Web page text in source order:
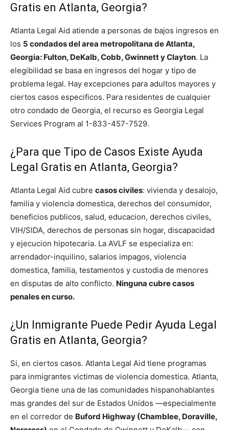
Gratis en Atlanta, Georgia?
Atlanta Legal Aid atiende a personas de bajos ingresos en
los 5 condados del area metropolitana de Atlanta,
Georgia: Fulton, DeKalb, Cobb, Gwinnett y Clayton. La
elegibilidad se basa en ingresos del hogar y tipo de
problema legal. Hay excepciones para adultos mayores y
ciertos casos especificos. Para residentes de cualquier
otro condado de Georgia, el recurso es Georgia Legal
Services Program al 1-833-457-7529.
¿Para que Tipo de Casos Existe Ayuda
Legal Gratis en Atlanta, Georgia?
Atlanta Legal Aid cubre casos civiles: vivienda y desalojo,
familia y violencia domestica, derechos del consumidor,
beneficios publicos, salud, educacion, derechos civiles,
VIH/SIDA, derechos de personas sin hogar, discapacidad
y ejecucion hipotecaria. La AVLF se especializa en:
arrendador-inquilino, salarios impagos, violencia
domestica, familia, testamentos y custodia de menores
en disputas de alto conflicto. Ninguna cubre casos
penales en curso.
¿Un Inmigrante Puede Pedir Ayuda Legal
Gratis en Atlanta, Georgia?
Si, en ciertos casos. Atlanta Legal Aid tiene programas
para inmigrantes victimas de violencia domestica. Atlanta,
Georgia tiene una de las comunidades hispanohablantes
mas grandes del sur de Estados Unidos —especialmente
en el corredor de Buford Highway (Chamblee, Doraville,